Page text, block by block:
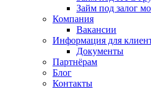
Займ под залог
Компания
Вакансии
Информация для
Документы
Партнёрам
Блог
Контакты